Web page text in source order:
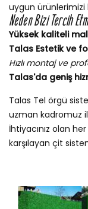
uygun ürünlerimizi
Neden Bizi Tercih
Yüksek kaliteli
Talas Estetik ve
Hızlı montaj ve
Talas'da geniş
Talas Tel örgü
uzman kadromuz
İhtiyacınız olan
karşılayan çit